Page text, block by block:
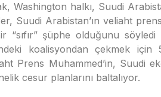
Washington halkı, Suudi
Suudi Arabistan’ın veliaht
“sıfır” şüphe olduğunu
koalisyondan çekmek için
Prens Muhammed’in, Suudi
cesur planlarını baltalıyor.